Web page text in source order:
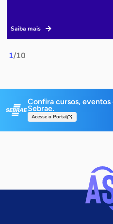
1/10
Saiba mais
Confira cursos,
Sebrae.
Acesse o Portal